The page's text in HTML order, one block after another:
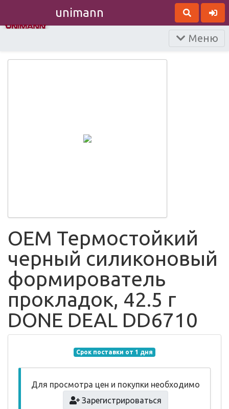
unimann
Меню
ОЕМ Термостойкий
черный силиконовый
формирователь
прокладок, 42.5 г
DONE DEAL DD6710
Срок поставки от 1 дня
Для просмотра цен и покупки необходимо
Зарегистрироваться